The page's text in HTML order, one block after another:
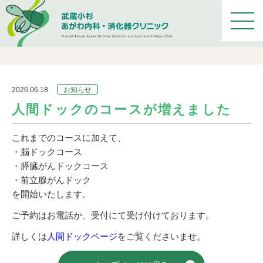
2026.06.18 お知らせ
人間ドックのコースが増えました
これまでのコースに加えて、
・脳ドックコース
・膵臓がんドックコース
・前立腺がんドック
を開始いたします。
ご予約はお電話か、受付にて受け付けております。
詳しくは 人間ドックページをご覧くださいませ。